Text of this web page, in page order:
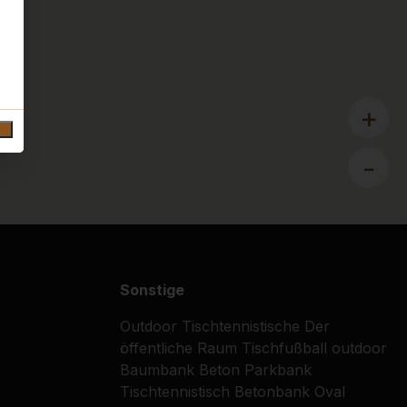
+
-
Sonstige
Outdoor Tischtennistische Der
öffentliche Raum Tischfußball outdoor
Baumbank Beton Parkbank
Tischtennistisch Betonbank Oval